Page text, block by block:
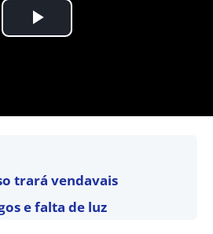
trará vendavais
e falta de luz